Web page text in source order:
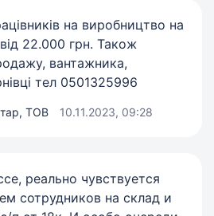
на виробництво на
22.000 грн. Також
вантажника,
тел 0501325996
ТОВ 10.11.2023, 09:28
реально чувствуется
сотрудников на склад и